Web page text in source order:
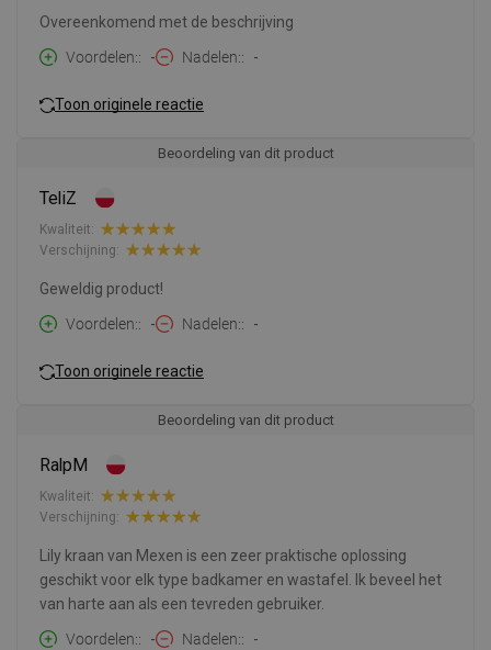
Overeenkomend met de beschrijving
Voordelen:
- Nadelen: -
Toon originele reactie
Beoordeling van dit product
TeliZ
Kwaliteit:
Verschijning:
Geweldig product!
Voordelen:
- Nadelen: -
Toon originele reactie
Beoordeling van dit product
RalpM
Kwaliteit:
Verschijning:
Lily kraan van Mexen is een zeer praktische oplossing
geschikt voor elk type badkamer en wastafel. Ik beveel het
van harte aan als een tevreden gebruiker.
Voordelen:
- Nadelen: -